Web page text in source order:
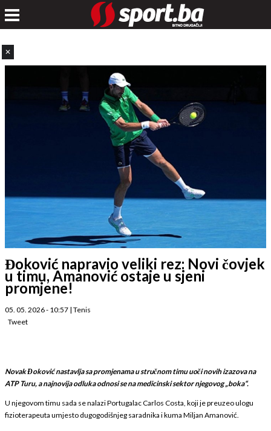
✕
Đoković napravio veliki rez: Novi čovjek
u timu, Amanović ostaje u sjeni
promjene!
05. 05. 2026 - 10:57 | Tenis
Tweet
Novak Đoković nastavlja sa promjenama u stručnom timu uoči novih izazova na
ATP Turu, a najnovija odluka odnosi se na medicinski sektor njegovog „boka“.
U njegovom timu sada se nalazi Portugalac Carlos Costa, koji je preuzeo ulogu
fizioterapeuta umjesto dugogodišnjeg saradnika i kuma Miljan Amanović.